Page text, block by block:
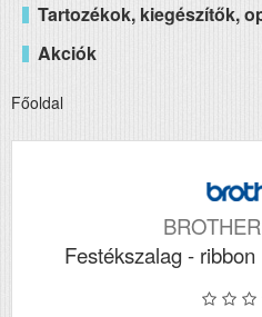
Tartozékok, kiegészítők,
Akciók
Főoldal
Festékszalag - ribbon